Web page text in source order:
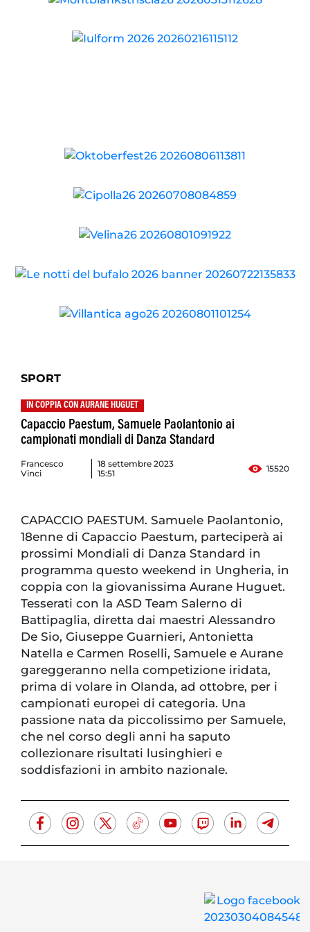
SPORT
IN COPPIA CON AURANE HUGUET
Capaccio Paestum, Samuele Paolantonio ai
campionati mondiali di Danza Standard
Francesco
Vinci
18 settembre 2023
15:51
15520
CAPACCIO PAESTUM. Samuele Paolantonio,
18enne di Capaccio Paestum, parteciperà ai
prossimi Mondiali di Danza Standard in
programma questo weekend in Ungheria, in
coppia con la giovanissima Aurane Huguet.
Tesserati con la ASD Team Salerno di
Battipaglia, diretta dai maestri Alessandro
De Sio, Giuseppe Guarnieri, Antonietta
Natella e Carmen Roselli, Samuele e Aurane
gareggeranno nella competizione iridata,
prima di volare in Olanda, ad ottobre, per i
campionati europei di categoria. Una
passione nata da piccolissimo per Samuele,
che nel corso degli anni ha saputo
collezionare risultati lusinghieri e
soddisfazioni in ambito nazionale.